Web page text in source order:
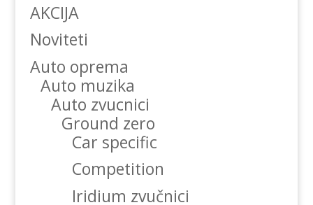
AKCIJA
Noviteti
Auto oprema
Auto muzika
Auto zvucnici
Ground zero
Car specific
Competition
Iridium zvučnici